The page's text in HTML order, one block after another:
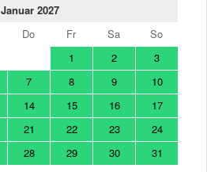
Januar 2027
Do Fr Sa
So
1
2
3
7 8 9
10
14 15 16
17
21 22 23
24
28 29 30 31